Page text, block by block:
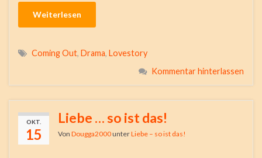
Weiterlesen
Coming Out, Drama, Lovestory
Kommentar hinterlassen
OKT.
15
Liebe … so ist das!
Von Dougga2000unterLiebe – so ist das!